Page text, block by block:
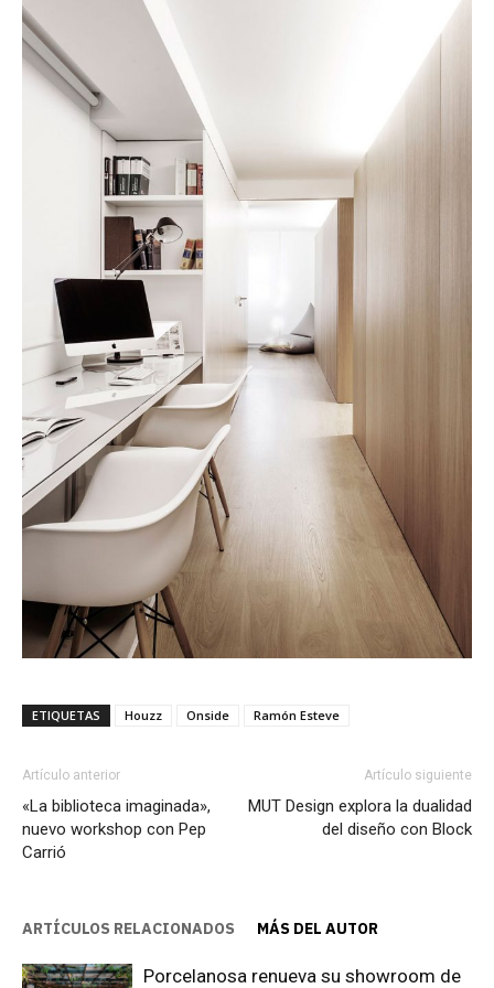
ETIQUETAS Houzz Onside Ramón Esteve
Artículo anterior
«La biblioteca imaginada»,
nuevo workshop con Pep
Carrió
Artículo siguiente
MUT Design explora la dualidad
del diseño con Block
ARTÍCULOS RELACIONADOS MÁS DEL AUTOR
Porcelanosa renueva su showroom de